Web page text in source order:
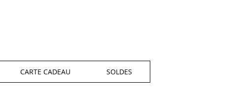
CARTE CADEAU SOLDES